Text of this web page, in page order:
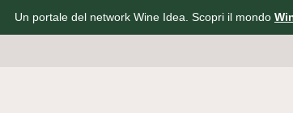
Un portale del network Wine Idea. Scopri il mondo